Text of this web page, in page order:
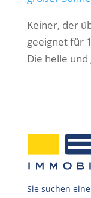
Keiner, der
geeignet für
Die helle
Sie suchen